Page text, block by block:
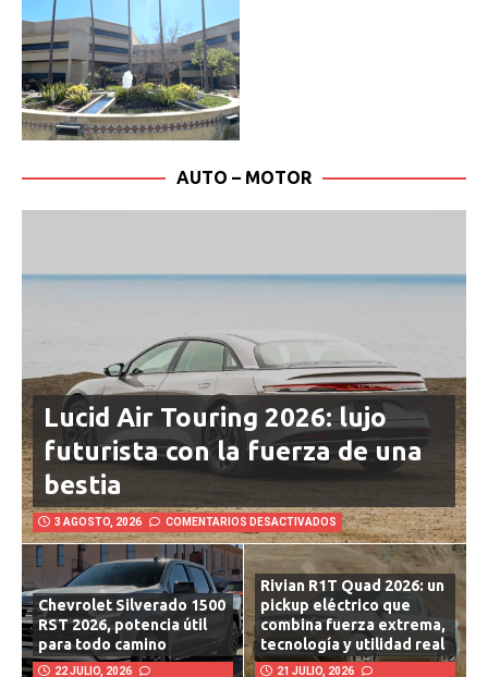
Lucid Air Touring 2026: lujo
futurista con la fuerza de una
bestia
3 AGOSTO, 2026 COMENTARIOS DESACTIVADOS
Chevrolet Silverado 1500
RST 2026, potencia útil
para todo camino
Rivian R1T Quad 2026: un
pickup eléctrico que
combina fuerza extrema,
tecnología y utilidad real